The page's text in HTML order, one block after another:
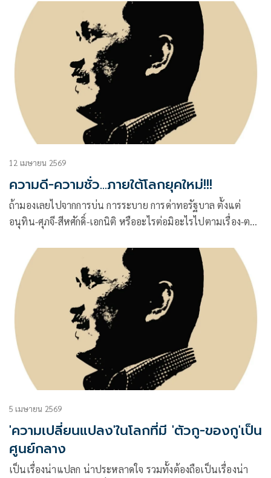
อาจนำมาซึ่งฉากสถานการณ์ที่เลวร้ายเสียยิ่งกว่าครั้งที่เคยเกิด อภิ
มหาวิกฤตเศรษฐกิจครั้งใหญ่ หรือที่เรียกๆ
12 เมษายน 2569
ความดี-ความชั่ว...ภายใต้โลกยุคใหม่!!!
ถ้ามองเลยไปจากการบ่น การระบาย การด่าทอรัฐบาล ตั้งแต่
อนุทิน-ศุภจี-สีหศักดิ์-เอกนิติ หรืออะไรต่อมิอะไรไปตามเรื่อง-ตาม
5 เมษายน 2569
'ความเปลี่ยนแปลง'ในโลกที่มี 'ตัวกู-ของกู'เป็น
ศูนย์กลาง
เป็นเรื่องน่าแปลก น่าประหลาดใจ รวมทั้งต้องถือเป็นเรื่องน่า